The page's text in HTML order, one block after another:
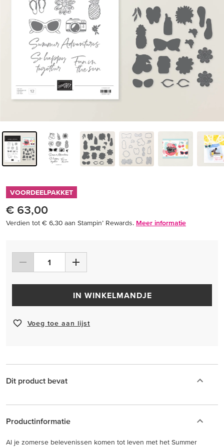
VOORDEELPAKKET
€ 63,00
Verdien tot € 6,30 aan Stampin’ Rewards. Meer informatie
IN WINKELMANDJE
Voeg toe aan lijst
Dit product bevat
Productinformatie
Al je zomerse belevenissen komen tot leven met het Summer